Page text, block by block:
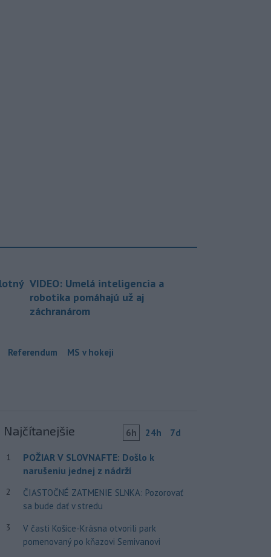
VIDEO: Umelá inteligencia a
robotika pomáhajú už aj
záchranárom
Referendum MS v hokeji
Najčítanejšie 6h 24h 7d
1
POŽIAR V SLOVNAFTE: Došlo k
narušeniu jednej z nádrží
2
ČIASTOČNÉ ZATMENIE SLNKA: Pozorovať
sa bude dať v stredu
3
V časti Košice-Krásna otvorili park
pomenovaný po kňazovi Semivanovi